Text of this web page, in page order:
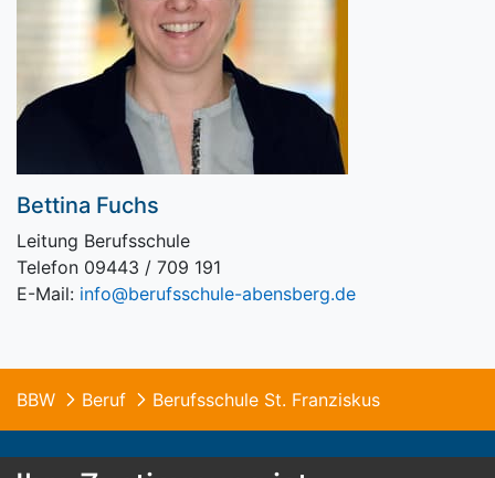
Bettina Fuchs
Leitung Berufsschule
Telefon 09443 / 709 191
E-Mail: info@berufsschule-abensberg.de
BBW Beruf Berufsschule St. Franziskus